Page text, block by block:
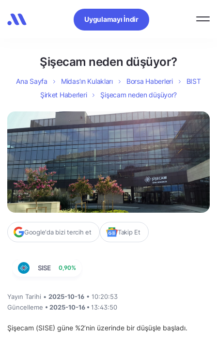
Uygulamayı İndir
Şişecam neden düşüyor?
Ana Sayfa Midas’ın Kulakları Borsa Haberleri
BIST
Şirket Haberleri
Şişecam neden düşüyor?
Google'da bizi tercih et Takip Et
SISE 0,90%
Yayın Tarihi • 2025-10-16 • 10:20:53
Güncelleme • 2025-10-16 • 13:43:50
Şişecam (SISE) güne %2’nin üzerinde bir düşüşle başladı.